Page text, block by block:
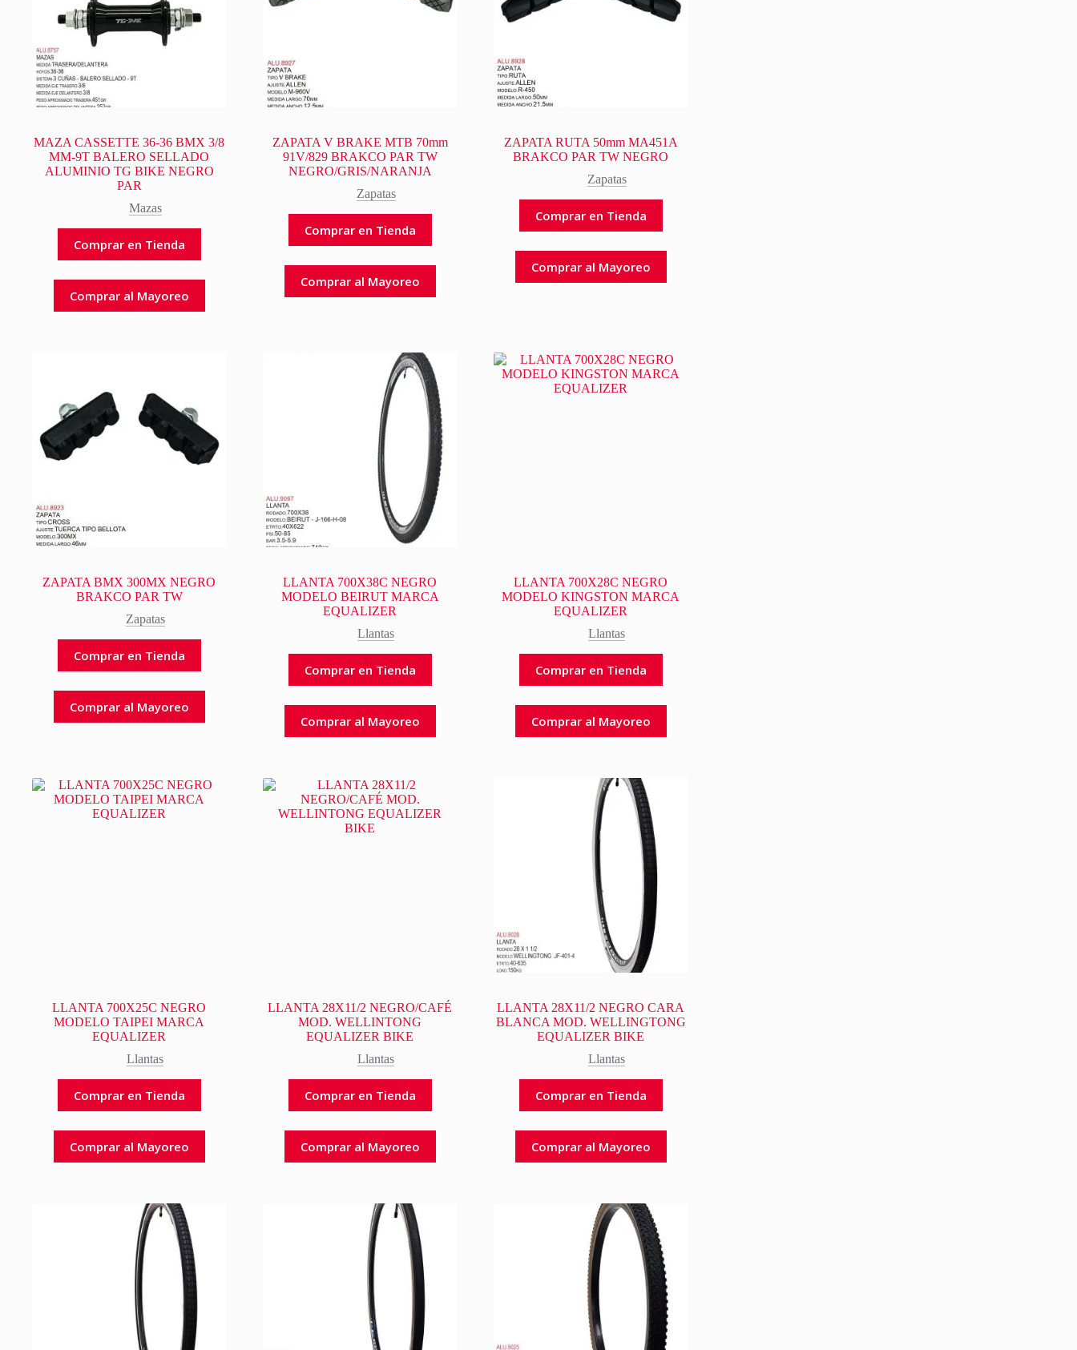
MAZA CASSETTE 36-36 BMX 3/8
MM-9T BALERO SELLADO
ALUMINIO TG BIKE NEGRO
PAR
Mazas
Comprar en Tienda
Comprar al Mayoreo
ZAPATA V BRAKE MTB 70mm
91V/829 BRAKCO PAR TW
NEGRO/GRIS/NARANJA
Zapatas
Comprar en Tienda
Comprar al Mayoreo
ZAPATA RUTA 50mm MA451A
BRAKCO PAR TW NEGRO
Zapatas
Comprar en Tienda
Comprar al Mayoreo
ZAPATA BMX 300MX NEGRO
BRAKCO PAR TW
Zapatas
Comprar en Tienda
Comprar al Mayoreo
LLANTA 700X38C NEGRO
MODELO BEIRUT MARCA
EQUALIZER
Llantas
Comprar en Tienda
Comprar al Mayoreo
LLANTA 700X28C NEGRO
MODELO KINGSTON MARCA
EQUALIZER
Llantas
Comprar en Tienda
Comprar al Mayoreo
LLANTA 700X25C NEGRO
MODELO TAIPEI MARCA
EQUALIZER
Llantas
Comprar en Tienda
Comprar al Mayoreo
LLANTA 28X11/2 NEGRO/CAFÉ
MOD. WELLINTONG
EQUALIZER BIKE
Llantas
Comprar en Tienda
Comprar al Mayoreo
LLANTA 28X11/2 NEGRO CARA
BLANCA MOD. WELLINGTONG
EQUALIZER BIKE
Llantas
Comprar en Tienda
Comprar al Mayoreo